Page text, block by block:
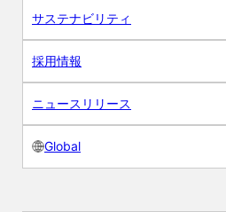
サステナビリティ
採用情報
ニュースリリース
Global